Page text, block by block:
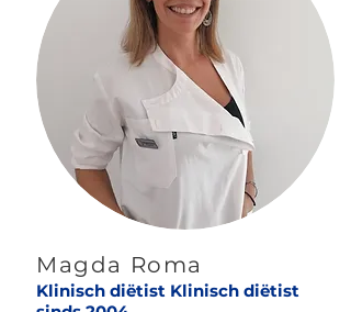
Magda Roma
Klinisch diëtist Klinisch diëtist